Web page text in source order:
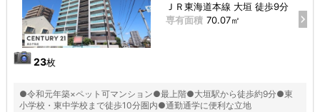
23枚
ＪＲ東海道本線 大垣 徒歩9分
専有面積 70.07㎡
●令和元年築×ペット可マンション●最上階●大垣駅から徒歩約9分●東
小学校・東中学校まで徒歩10分圏内●通勤通学に便利な立地